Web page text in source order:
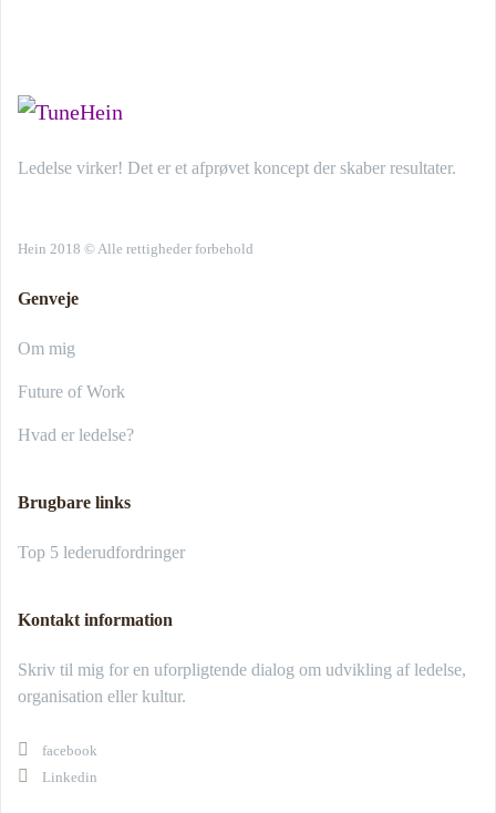
Ledelse virker! Det er et afprøvet koncept der skaber resultater.
Hein 2018 © Alle rettigheder forbehold
Genveje
Om mig
Future of Work
Hvad er ledelse?
Brugbare links
Top 5 lederudfordringer
Kontakt information
Skriv til mig for en uforpligtende dialog om udvikling af ledelse,
organisation eller kultur.
facebook
Linkedin